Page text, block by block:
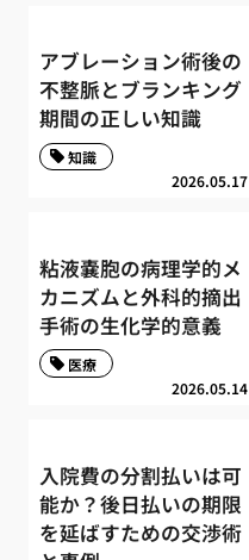
アブレーション術後の
不整脈とブランキング
期間の正しい知識
2026.05.17
知識
粘液嚢胞の病理学的メ
カニズムと外科的摘出
手術の生化学的意義
2026.05.14
医療
入院費の分割払いは可
能か？後日払いの期限
を延ばすための交渉術